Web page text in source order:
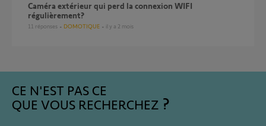
caméra extérieur qui perd la connexion WIFI
régulièrement?
11 réponses DOMOTIQUE il y a 2 mois
CE N'EST PAS CE
QUE VOUS RECHERCHEZ